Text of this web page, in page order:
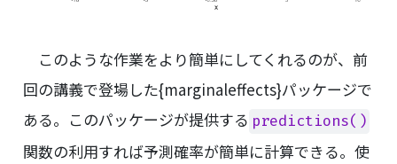
このような作業をより簡単にしてくれるのが、前
回の講義で登場した{marginaleffects}パッケージで
ある。このパッケージが提供する predictions()
関数の利用すれば予測確率が簡単に計算できる。使